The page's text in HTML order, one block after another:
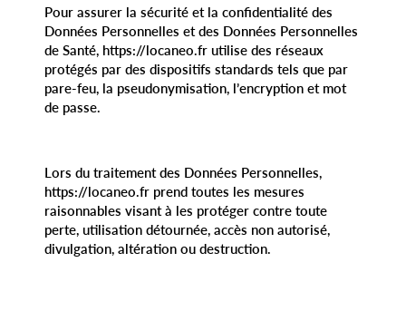
Pour assurer la sécurité et la confidentialité des
Données Personnelles et des Données Personnelles
de Santé, https://locaneo.fr utilise des réseaux
protégés par des dispositifs standards tels que par
pare-feu, la pseudonymisation, l’encryption et mot
de passe.
Lors du traitement des Données Personnelles,
https://locaneo.fr prend toutes les mesures
raisonnables visant à les protéger contre toute
perte, utilisation détournée, accès non autorisé,
divulgation, altération ou destruction.